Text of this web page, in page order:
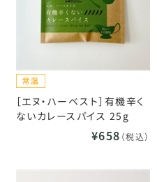
［エヌ・ハーベスト］有機辛く
ないカレースパイス 25g
¥658 （税込）